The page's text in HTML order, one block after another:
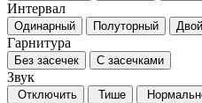
Интервал
Одинарный Полуторный
Гарнитура
Без засечек С засечками
Звук
Отключить Тише